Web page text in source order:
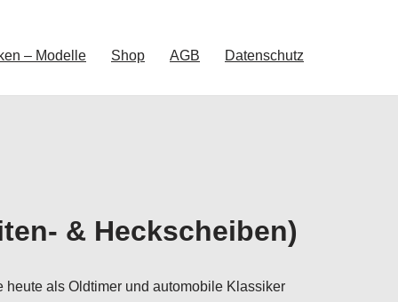
– Modelle Shop AGB Datenschutz
& Heckscheiben)
als Oldtimer und automobile Klassiker